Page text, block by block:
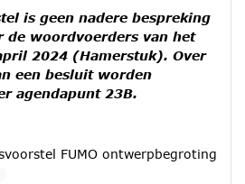
is geen nadere bespreking
de woordvoerders van het
2024 (Hamerstuk). Over
een besluit worden
agendapunt 23B.
FUMO ontwerpbegroting